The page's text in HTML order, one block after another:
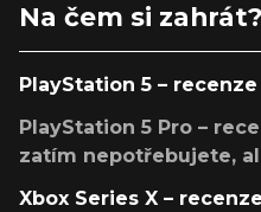
Na čem si zahrát?
PlayStation 5 – recenze
PlayStation 5 Pro –
zatím nepotřebujete,
Xbox Series X –